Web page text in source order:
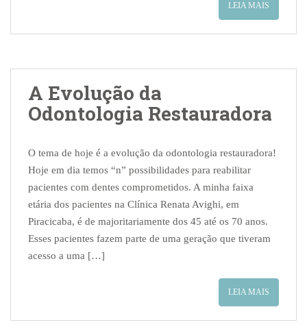
LEIA MAIS
A Evolução da
Odontologia Restauradora
O tema de hoje é a evolução da odontologia restauradora!
Hoje em dia temos “n” possibilidades para reabilitar
pacientes com dentes comprometidos. A minha faixa
etária dos pacientes na Clínica Renata Avighi, em
Piracicaba, é de majoritariamente dos 45 até os 70 anos.
Esses pacientes fazem parte de uma geração que tiveram
acesso a uma […]
LEIA MAIS